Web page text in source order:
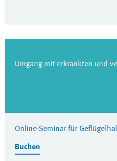
Umgang mit erkrankten und
Online-Seminar für
Buchen